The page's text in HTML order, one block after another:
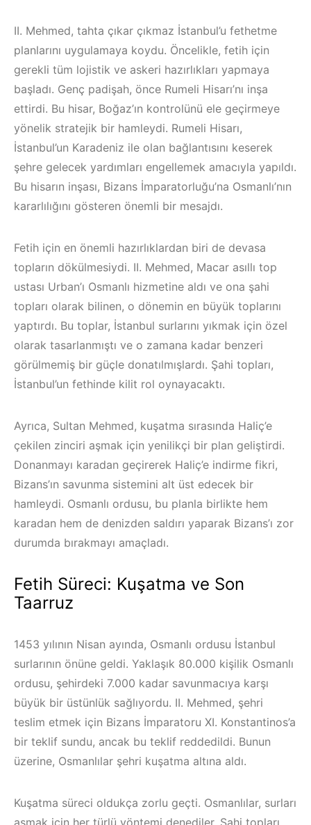
II. Mehmed, tahta çıkar çıkmaz İstanbul’u fethetme
planlarını uygulamaya koydu. Öncelikle, fetih için
gerekli tüm lojistik ve askeri hazırlıkları yapmaya
başladı. Genç padişah, önce Rumeli Hisarı’nı inşa
ettirdi. Bu hisar, Boğaz’ın kontrolünü ele geçirmeye
yönelik stratejik bir hamleydi. Rumeli Hisarı,
İstanbul’un Karadeniz ile olan bağlantısını keserek
şehre gelecek yardımları engellemek amacıyla yapıldı.
Bu hisarın inşası, Bizans İmparatorluğu’na Osmanlı’nın
kararlılığını gösteren önemli bir mesajdı.
Fetih için en önemli hazırlıklardan biri de devasa
topların dökülmesiydi. II. Mehmed, Macar asıllı top
ustası Urban’ı Osmanlı hizmetine aldı ve ona şahi
topları olarak bilinen, o dönemin en büyük toplarını
yaptırdı. Bu toplar, İstanbul surlarını yıkmak için özel
olarak tasarlanmıştı ve o zamana kadar benzeri
görülmemiş bir güçle donatılmışlardı. Şahi topları,
İstanbul’un fethinde kilit rol oynayacaktı.
Ayrıca, Sultan Mehmed, kuşatma sırasında Haliç’e
çekilen zinciri aşmak için yenilikçi bir plan geliştirdi.
Donanmayı karadan geçirerek Haliç’e indirme fikri,
Bizans’ın savunma sistemini alt üst edecek bir
hamleydi. Osmanlı ordusu, bu planla birlikte hem
karadan hem de denizden saldırı yaparak Bizans’ı zor
durumda bırakmayı amaçladı.
Fetih Süreci: Kuşatma ve Son
Taarruz
1453 yılının Nisan ayında, Osmanlı ordusu İstanbul
surlarının önüne geldi. Yaklaşık 80.000 kişilik Osmanlı
ordusu, şehirdeki 7.000 kadar savunmacıya karşı
büyük bir üstünlük sağlıyordu. II. Mehmed, şehri
teslim etmek için Bizans İmparatoru XI. Konstantinos’a
bir teklif sundu, ancak bu teklif reddedildi. Bunun
üzerine, Osmanlılar şehri kuşatma altına aldı.
Kuşatma süreci oldukça zorlu geçti. Osmanlılar, surları
aşmak için her türlü yöntemi denediler. Şahi topları